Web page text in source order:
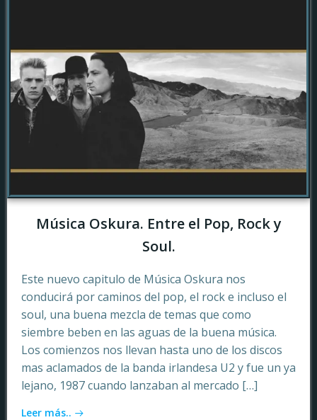
Música Oskura. Entre el Pop, Rock y
Soul.
Este nuevo capitulo de Música Oskura nos
conducirá por caminos del pop, el rock e incluso el
soul, una buena mezcla de temas que como
siembre beben en las aguas de la buena música.
Los comienzos nos llevan hasta uno de los discos
mas aclamados de la banda irlandesa U2 y fue un ya
lejano, 1987 cuando lanzaban al mercado […]
Leer más..